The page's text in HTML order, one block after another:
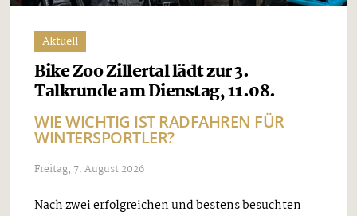
Aktuell
Bike Zoo Zillertal lädt zur 3.
Talkrunde am Dienstag, 11.08.
WIE WICHTIG IST RADFAHREN FÜR
WINTERSPORTLER?
Freitag, 7. August 2026
Nach zwei erfolgreichen und bestens besuchten